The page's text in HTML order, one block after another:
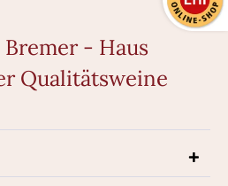
- Haus
Qualitätsweine